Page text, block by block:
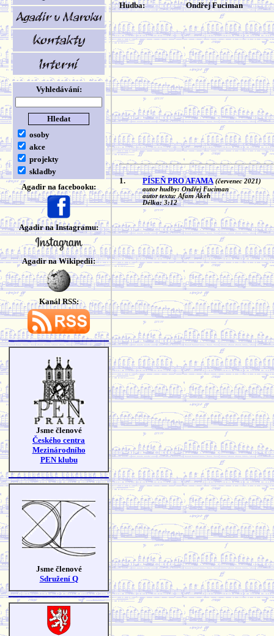
Vyhledávání:
osoby
akce
projekty
skladby
Agadir na facebooku:
Agadir na Instagramu:
Agadir na Wikipedii:
Kanál RSS:
Jsme členové
Českého centra
Mezinárodního
PEN klubu
Jsme členové
Sdružení Q
Hudba: Ondřej Fuciman
1. PÍSEŇ PRO AFAMA (červenec 2021)
autor hudby: Ondřej Fuciman
autor textu: Afam Akeh
Délka: 3:12